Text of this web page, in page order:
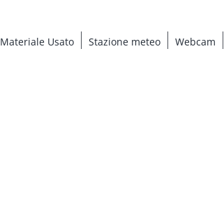
Materiale Usato Stazione meteo Webcam